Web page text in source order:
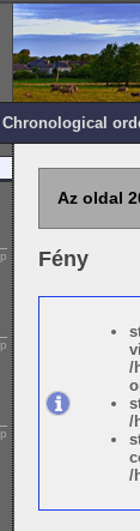
Chronological
Az oldal
Fény
/
/
/